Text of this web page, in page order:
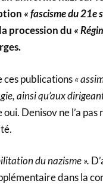
« fascisme du 21e
procession du «
ces publications«
ainsi qu’aux
oui. Denisov ne l’a
du nazisme ».
dans la